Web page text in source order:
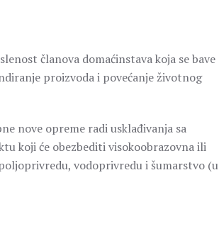
članova domaćinstava koja se bave
proizvoda i povećanje životnog
nove opreme radi usklađivanja sa
koji će obezbediti visokoobrazovna ili
vodoprivredu i šumarstvo (u